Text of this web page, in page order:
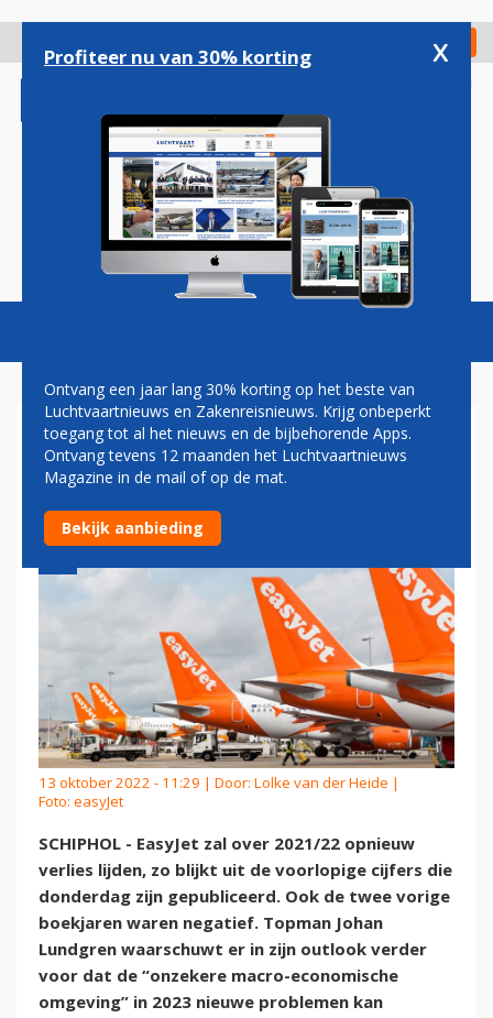
gaan
Check in
Magazine Podcasts Vacatures
EASYJET VOOR DERDE JAAR
OP RIJ VERLIESLIJDEND
13 oktober 2022 - 11:29 | Door: Lolke van der Heide |
Foto: easyJet
SCHIPHOL - EasyJet zal over 2021/22 opnieuw
verlies lijden, zo blijkt uit de voorlopige cijfers die
donderdag zijn gepubliceerd. Ook de twee vorige
boekjaren waren negatief. Topman Johan
Lundgren waarschuwt er in zijn outlook verder
voor dat de “onzekere macro-economische
omgeving” in 2023 nieuwe problemen kan
Profiteer nu van 30% korting x
Ontvang een jaar lang 30% korting op het beste van
Luchtvaartnieuws en Zakenreisnieuws. Krijg onbeperkt
toegang tot al het nieuws en de bijbehorende Apps.
Ontvang tevens 12 maanden het Luchtvaartnieuws
Magazine in de mail of op de mat.
Bekijk aanbieding